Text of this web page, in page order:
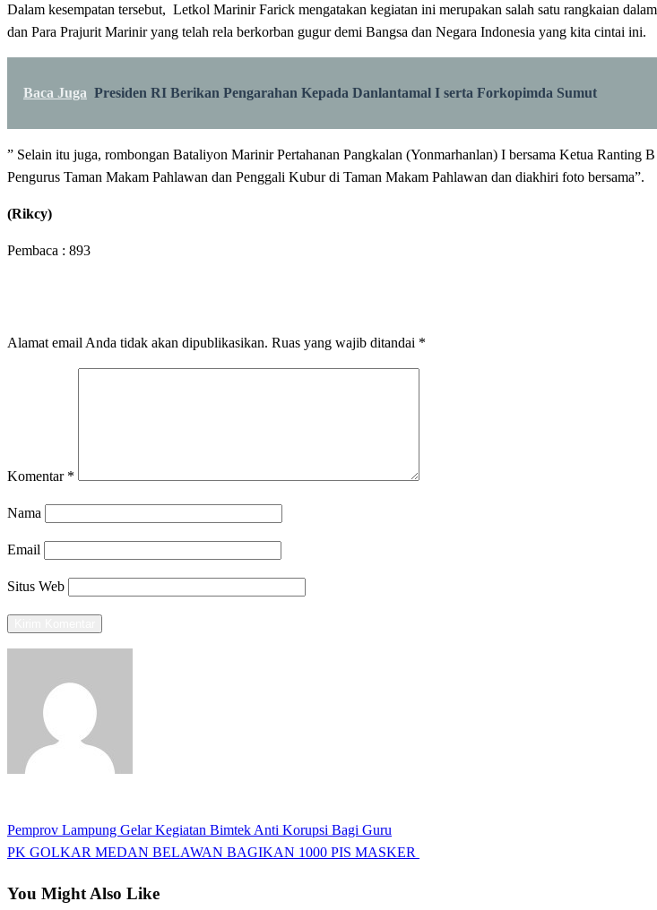
Dalam kesempatan tersebut, Letkol Marinir Farick mengatakan kegiatan ini merupakan salah satu rangkaian
dan Para Prajurit Marinir yang telah rela berkorban gugur demi Bangsa dan Negara Indonesia yang kita cintai ini.
Baca Juga Presiden RI Berikan Pengarahan Kepada Danlantamal I serta Forkopimda Sumut
” Selain itu juga, rombongan Bataliyon Marinir Pertahanan Pangkalan (Yonmarhanlan) I bersama Ketua Ranting
Pengurus Taman Makam Pahlawan dan Penggali Kubur di Taman Makam Pahlawan dan diakhiri foto bersama”.
(Rikcy)
Pembaca : 893
Alamat email Anda tidak akan dipublikasikan. Ruas yang wajib ditandai *
Komentar *
Nama
Email
Situs Web
Navigasi
Previous
Post
Pemprov Lampung Gelar Kegiatan Bimtek Anti Korupsi Bagi Guru
Next
PK GOLKAR MEDAN BELAWAN BAGIKAN 1000 PIS MASKER
You Might Also Like